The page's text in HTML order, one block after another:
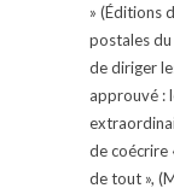
» (Éditions
postales du
de diriger
approuvé :
de coécrire
de tout »,